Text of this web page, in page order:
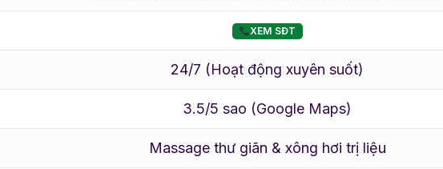
XEM SĐT
24/7 (Hoạt động xuyên suốt)
3.5/5 sao (Google Maps)
Massage thư giãn & xông hơi trị liệu